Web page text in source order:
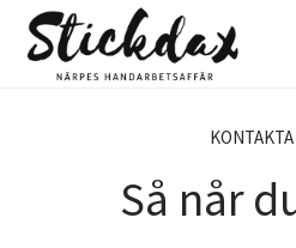
Hoppa
huvudinnehåll
KONTAKTA
Så når